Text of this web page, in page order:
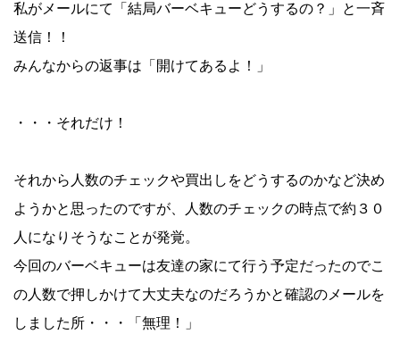
私がメールにて「結局バーベキューどうするの？」と一斉
送信！！
みんなからの返事は「開けてあるよ！」
・・・それだけ！
それから人数のチェックや買出しをどうするのかなど決め
ようかと思ったのですが、人数のチェックの時点で約３０
人になりそうなことが発覚。
今回のバーベキューは友達の家にて行う予定だったのでこ
の人数で押しかけて大丈夫なのだろうかと確認のメールを
しました所・・・「無理！」